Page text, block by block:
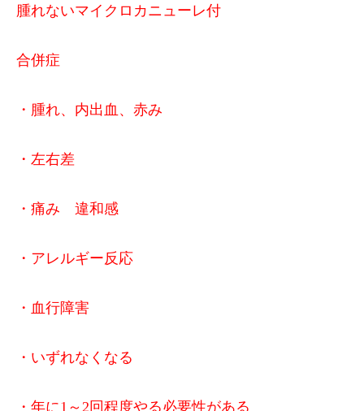
腫れないマイクロカニューレ付
合併症
・腫れ、内出血、赤み
・左右差
・痛み 違和感
・アレルギー反応
・血行障害
・いずれなくなる
・年に1～2回程度やる必要性がある